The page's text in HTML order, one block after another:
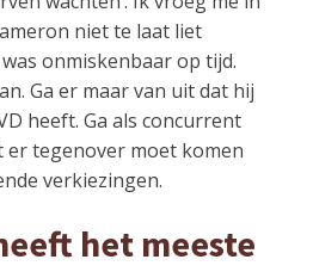
niet te laat liet
onmiskenbaar op tijd.
Ga er maar van uit dat hij
heeft. Ga als concurrent
er tegenover moet komen
verkiezingen.
het meeste